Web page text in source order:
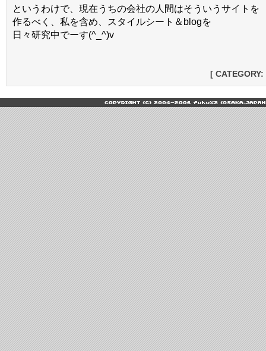
というわけで、現在うちの会社の人間はそういうサイトを
作るべく、私を含め、スタイルシート＆blogを
日々研究中でーす(^_^)v
[ CATEGORY: